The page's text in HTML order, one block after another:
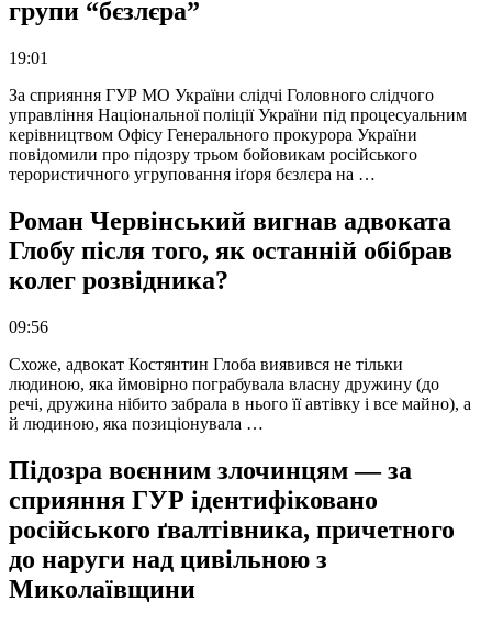
групи “бєзлєра”
19:01
За сприяння ГУР МО України слідчі Головного слідчого
управління Національної поліції України під процесуальним
керівництвом Офісу Генерального прокурора України
повідомили про підозру трьом бойовикам російського
терористичного угруповання іґоря бєзлєра на …
Роман Червінський вигнав адвоката
Глобу після того, як останній обібрав
колег розвідника?
09:56
Схоже, адвокат Костянтин Глоба виявився не тільки
людиною, яка ймовірно пограбувала власну дружину (до
речі, дружина нібито забрала в нього її автівку і все майно), а
й людиною, яка позиціонувала …
Підозра воєнним злочинцям — за
сприяння ГУР ідентифіковано
російського ґвалтівника, причетного
до наруги над цивільною з
Миколаївщини